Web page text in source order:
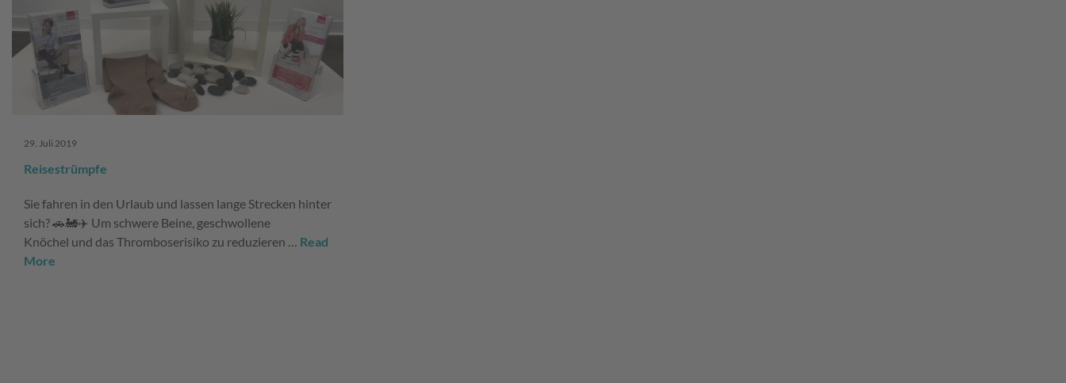
29. Juli 2019
Reisestrümpfe
Sie fahren in den Urlaub und lassen lange Strecken hinter
sich? 🚗🚂✈️ Um schwere Beine, geschwollene
Knöchel und das Thromboserisiko zu reduzieren … Read
More